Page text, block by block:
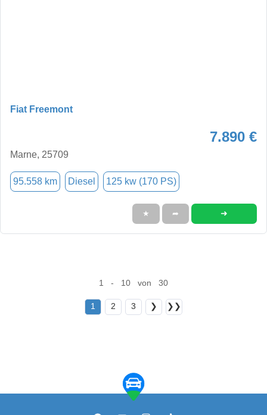
Fiat Freemont
7.890 €
Marne, 25709
95.558 km Diesel 125 kw (170 PS)
★ ➦ ➜
1 - 10 von 30
1 2 3 ❯ ❯❯